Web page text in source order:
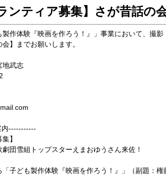
ンティア募集】さが昔話の
作体験『映画を作ろう！』」事業において、撮影
】までお願いします。
武志
内-----------
】
団雪組トップスターえまおゆうさん来佐！
子ども製作体験『映画を作ろう！』」（副題：権